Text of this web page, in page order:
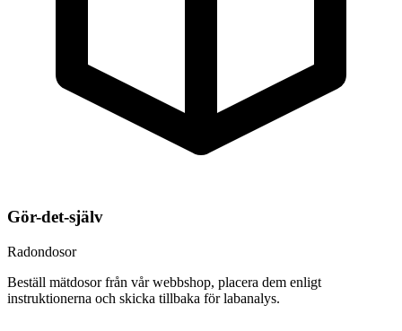
Gör-det-själv
Radondosor
Beställ mätdosor från vår webbshop, placera dem enligt
instruktionerna och skicka tillbaka för labanalys.